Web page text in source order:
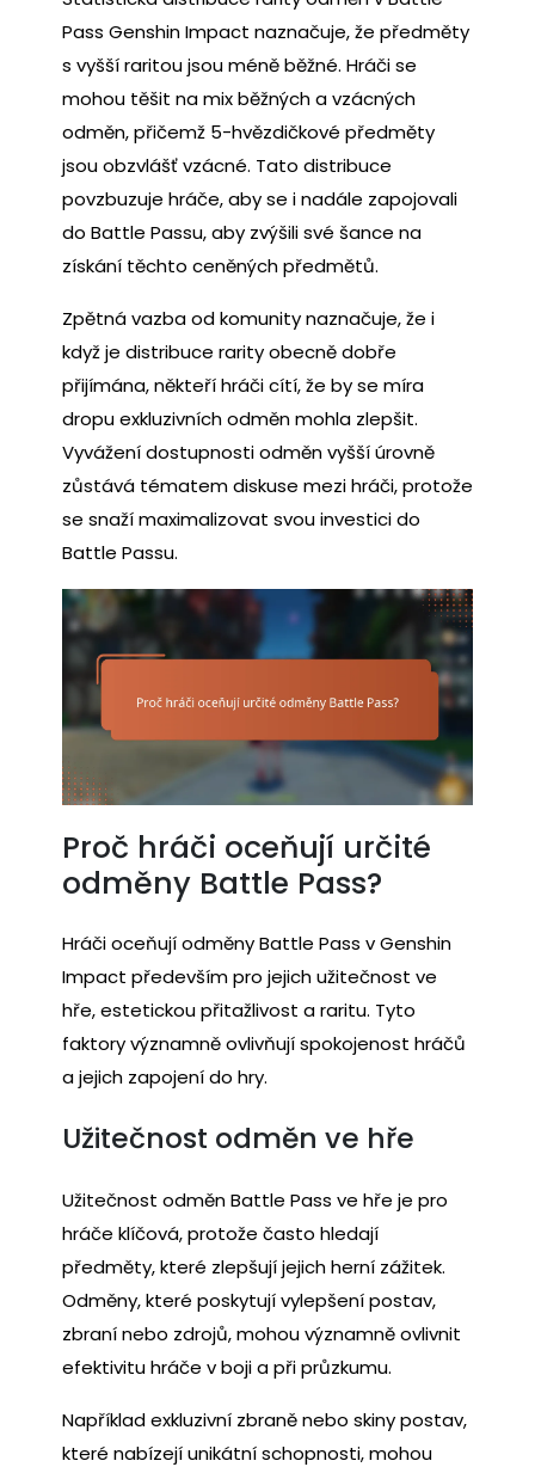
Pass Genshin Impact naznačuje, že předměty
s vyšší raritou jsou méně běžné. Hráči se
mohou těšit na mix běžných a vzácných
odměn, přičemž 5-hvězdičkové předměty
jsou obzvlášť vzácné. Tato distribuce
povzbuzuje hráče, aby se i nadále zapojovali
do Battle Passu, aby zvýšili své šance na
získání těchto ceněných předmětů.
Zpětná vazba od komunity naznačuje, že i
když je distribuce rarity obecně dobře
přijímána, někteří hráči cítí, že by se míra
dropu exkluzivních odměn mohla zlepšit.
Vyvážení dostupnosti odměn vyšší úrovně
zůstává tématem diskuse mezi hráči, protože
se snaží maximalizovat svou investici do
Battle Passu.
Proč hráči oceňují určité
odměny Battle Pass?
Hráči oceňují odměny Battle Pass v Genshin
Impact především pro jejich užitečnost ve
hře, estetickou přitažlivost a raritu. Tyto
faktory významně ovlivňují spokojenost hráčů
a jejich zapojení do hry.
Užitečnost odměn ve hře
Užitečnost odměn Battle Pass ve hře je pro
hráče klíčová, protože často hledají
předměty, které zlepšují jejich herní zážitek.
Odměny, které poskytují vylepšení postav,
zbraní nebo zdrojů, mohou významně ovlivnit
efektivitu hráče v boji a při průzkumu.
Například exkluzivní zbraně nebo skiny postav,
které nabízejí unikátní schopnosti, mohou